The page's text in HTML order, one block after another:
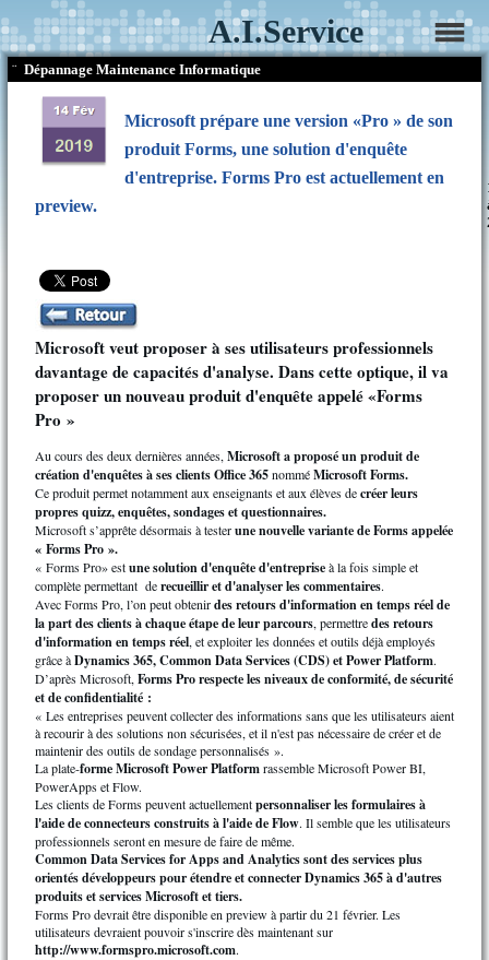
A.I.Service
¨ Dépannage Maintenance Informatique
Microsoft prépare une version «Pro » de son
produit Forms, une solution d'enquête
d'entreprise. Forms Pro est actuellement en
preview.
Microsoft veut proposer à ses utilisateurs professionnels
davantage de capacités d'analyse. Dans cette optique, il va
proposer un nouveau produit d'enquête appelé «Forms
Pro »
Au cours des deux dernières années, Microsoft a proposé un produit de
création d'enquêtes à ses clients Office 365nomméMicrosoft Forms.
Ce produit permet notamment aux enseignants et aux élèves decréer leurs
propres quizz, enquêtes, sondages et questionnaires.
Microsoft s’apprête désormais à testerune nouvelle variante de Forms appelée
« Forms Pro ».
« Forms Pro» estune solution d'enquête d'entrepriseà la fois simple et
complète permettant derecueillir et d'analyser les commentaires.
Avec Forms Pro, l’on peut obtenirdes retours d'information en temps réel de
la part des clients à chaque étape de leur parcours, permettredes retours
d'information en temps réel, et exploiter les données et outils déjà employés
grâce àDynamics 365, Common Data Services (CDS) et Power Platform.
D’après Microsoft, Forms Pro respecte les niveaux de conformité, de sécurité
et de confidentialité :
« Les entreprises peuvent collecter des informations sans que les utilisateurs aient
à recourir à des solutions non sécurisées, et il n'est pas nécessaire de créer et de
maintenir des outils de sondage personnalisés ».
La plate-forme Microsoft Power Platformrassemble Microsoft Power BI,
PowerApps et Flow.
Les clients de Forms peuvent actuellementpersonnaliser les formulaires à
l'aide de connecteurs construits à l'aide de Flow. Il semble que les utilisateurs
professionnels seront en mesure de faire de même.
Common Data Services for Apps and Analytics sont des services plus
orientés développeurs pour étendre et connecter Dynamics 365 à d'autres
produits et services Microsoft et tiers.
Forms Pro devrait être disponible en preview à partir du 21 février. Les
utilisateurs devraient pouvoir s'inscrire dès maintenant sur
http://www.formspro.microsoft.com.